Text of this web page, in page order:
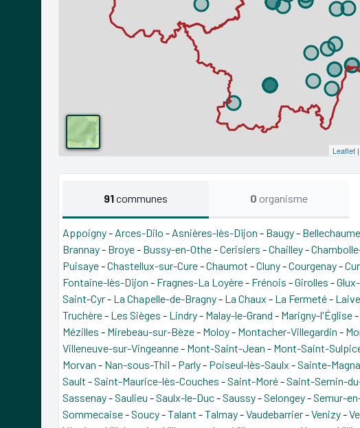
Leaflet|
91communes 0 organisme
Appoigny- Arces-Dilo - Asnières-lès-Dijon - Baugy- Bellechaume
Brannay- Broye- Bussy-en-Othe-Cerisiers -Chailley-
Puisaye-Chastellux-sur-Cure-Chaumot -Cluny-Courgenay-
Fontaine-lès-Dijon - Fragnes-La Loyère- Frénois -Girolles -
Saint-Cyr- La Chapelle-de-Bragny- La Chaux - La Fermeté-
Truchère- Les Sièges - Lindry- Malay-le-Grand - Marigny-l'Église-
Mézilles - Mirebeau-sur-Bèze- Moloy- Montacher-Villegardin -
Villeneuve-sur-Vingeanne- Mont-Saint-Jean - Mont-Saint-
Morvan - Nan-sous-Thil - Parly- Poiseul-lès-Saulx -Sainte-
Sault -Saint-Maurice-lès-Couches -Saint-Moré-Saint-Sernin-
Sassenay-Saulieu -Saulx-le-Duc-Saussy-Selongey-Semur-
Sommecaise-Soucy-Talant -Talmay-Vaudebarrier-Venizy-